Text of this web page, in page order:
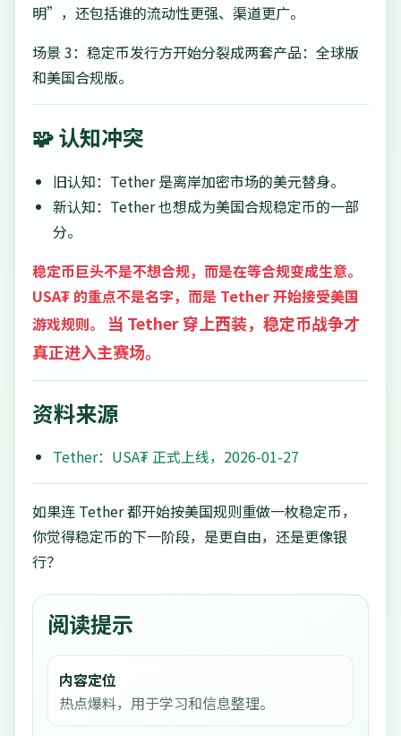
明”，还包括谁的流动性更强、渠道更广。
场景 3：稳定币发行方开始分裂成两套产品：全球版
和美国合规版。
🧩 认知冲突
旧认知：Tether 是离岸加密市场的美元替身。
新认知：Tether 也想成为美国合规稳定币的一部
分。
稳定币巨头不是不想合规，而是在等合规变成生意。
USA₮ 的重点不是名字，而是 Tether 开始接受美国
游戏规则。
当 Tether 穿上西装，稳定币战争才
真正进入主赛场。
资料来源
Tether：USA₮ 正式上线，2026-01-27
如果连 Tether 都开始按美国规则重做一枚稳定币，
你觉得稳定币的下一阶段，是更自由，还是更像银
行？
阅读提示
内容定位
热点爆料，用于学习和信息整理。